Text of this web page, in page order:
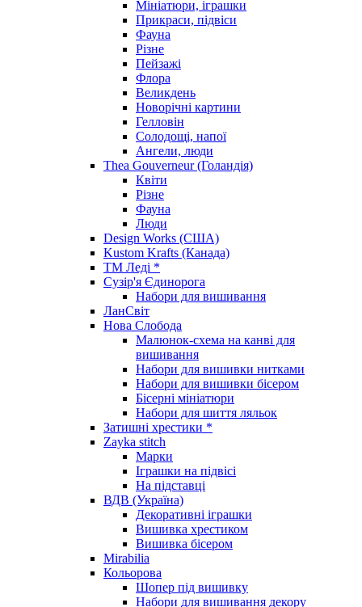
Мініатюри, іграшки
Прикраси, підвіси
Фауна
Різне
Пейзажі
Флора
Великдень
Новорічні картини
Гелловін
Солодощі, напої
Ангели, люди
Thea Gouverneur (Голандія)
Квіти
Різне
Фауна
Люди
Design Works (США)
Kustom Krafts (Канада)
ТМ Леді *
Сузір'я Єдинорога
Набори для вишивання
ЛанСвіт
Нова Слобода
Малюнок-схема на канві для
вишивання
Набори для вишивки нитками
Набори для вишивки бісером
Бісерні мініатюри
Набори для шиття ляльок
Затишні хрестики *
Zayka stitch
Марки
Іграшки на підвісі
На підставці
ВДВ (Україна)
Декоративні іграшки
Вишивка хрестиком
Вишивка бісером
Mirabilia
Кольорова
Шопер під вишивку
Набори для вишивання декору